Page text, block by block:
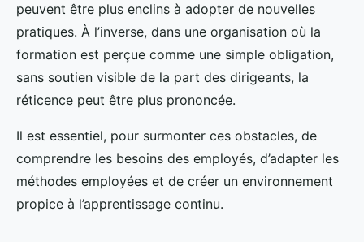
peuvent être plus enclins à adopter de nouvelles
pratiques. À l’inverse, dans une organisation où la
formation est perçue comme une simple obligation,
sans soutien visible de la part des dirigeants, la
réticence peut être plus prononcée.
Il est essentiel, pour surmonter ces obstacles, de
comprendre les besoins des employés, d’adapter les
méthodes employées et de créer un environnement
propice à l’apprentissage continu.